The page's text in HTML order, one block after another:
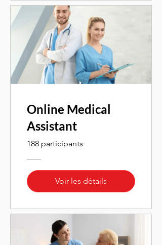
Online Medical
Assistant
188 participants
Voir les détails